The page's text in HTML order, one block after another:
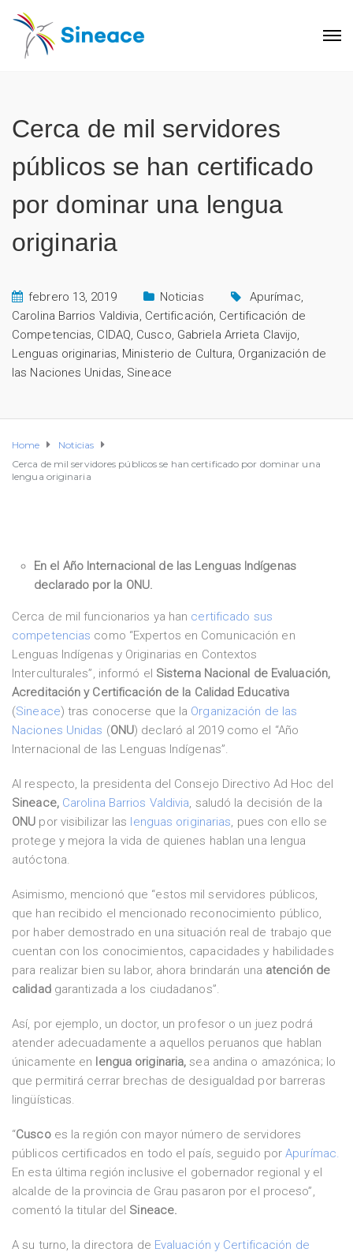
Cerca de mil servidores
públicos se han certificado
por dominar una lengua
originaria
febrero 13, 2019 Noticias Apurímac,
Carolina Barrios Valdivia, Certificación, Certificación de
Competencias, CIDAQ, Cusco, Gabriela Arrieta Clavijo,
Lenguas originarias, Ministerio de Cultura, Organización de
las Naciones Unidas, Sineace
Home
Noticias
Cerca de mil servidores públicos se han certificado por dominar una
lengua originaria
En el Año Internacional de las Lenguas Indígenas
declarado por la ONU.
Cerca de mil funcionarios ya han certificado sus
competencias como “Expertos en Comunicación en
Lenguas Indígenas y Originarias en Contextos
Interculturales”, informó el Sistema Nacional de Evaluación,
Acreditación y Certificación de la Calidad Educativa
(Sineace) tras conocerse que la Organización de las
Naciones Unidas (ONU) declaró al 2019 como el “Año
Internacional de las Lenguas Indígenas”.
Al respecto, la presidenta del Consejo Directivo Ad Hoc del
Sineace, Carolina Barrios Valdivia, saludó la decisión de la
ONU por visibilizar las lenguas originarias, pues con ello se
protege y mejora la vida de quienes hablan una lengua
autóctona.
Asimismo, mencionó que “estos mil servidores públicos,
que han recibido el mencionado reconocimiento público,
por haber demostrado en una situación real de trabajo que
cuentan con los conocimientos, capacidades y habilidades
para realizar bien su labor, ahora brindarán una atención de
calidadgarantizada a los ciudadanos”.
Así, por ejemplo, un doctor, un profesor o un juez podrá
atender adecuadamente a aquellos peruanos que hablan
únicamente en lengua originaria, sea andina o amazónica; lo
que permitirá cerrar brechas de desigualdad por barreras
lingüísticas.
“Cuscoes la región con mayor número de servidores
públicos certificados en todo el país, seguido porApurímac.
En esta última región inclusive el gobernador regional y el
alcalde de la provincia de Grau pasaron por el proceso”,
comentó la titular del Sineace.
A su turno, la directora de Evaluación y Certificación de